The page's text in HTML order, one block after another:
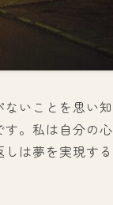
いことを思い知
。私は自分の心
は夢を実現する